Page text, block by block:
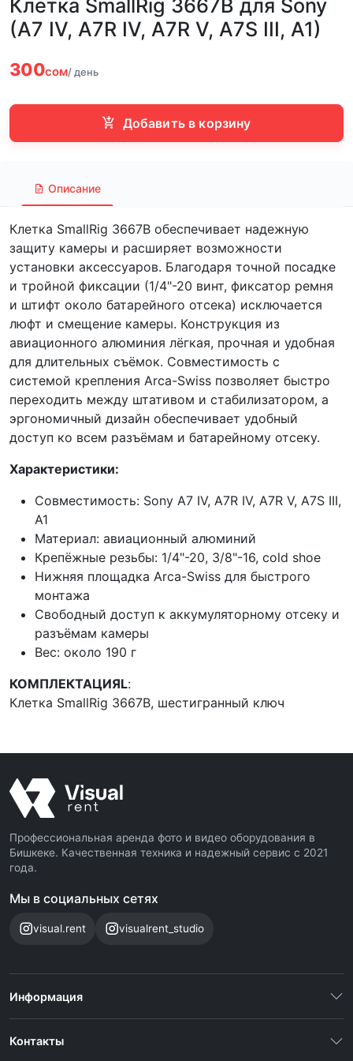
Клетка SmallRig 3667B для Sony
(A7 IV, A7R IV, A7R V, A7S III, A1)
300сом/ день
Добавить в корзину
Описание
Клетка SmallRig 3667B обеспечивает надежную
защиту камеры и расширяет возможности
установки аксессуаров. Благодаря точной посадке
и тройной фиксации (1/4"-20 винт, фиксатор ремня
и штифт около батарейного отсека) исключается
люфт и смещение камеры. Конструкция из
авиационного алюминия лёгкая, прочная и удобная
для длительных съёмок. Совместимость с
системой крепления Arca-Swiss позволяет быстро
переходить между штативом и стабилизатором, а
эргономичный дизайн обеспечивает удобный
доступ ко всем разъёмам и батарейному отсеку.
Характеристики:
Совместимость: Sony A7 IV, A7R IV, A7R V, A7S III,
A1
Материал: авиационный алюминий
Крепёжные резьбы: 1/4"-20, 3/8"-16, cold shoe
Нижняя площадка Arca-Swiss для быстрого
монтажа
Свободный доступ к аккумуляторному отсеку и
разъёмам камеры
Вес: около 190 г
КОМПЛЕКТАЦИЯL:
Клетка SmallRig 3667B, шестигранный ключ
Профессиональная аренда фото и видео оборудования в
Бишкеке. Качественная техника и надежный сервис с 2021
года.
Мы в социальных сетях
visual.rent visualrent_studio
Информация
Контакты